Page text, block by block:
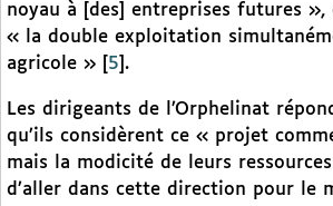
noyau à [des] entreprises futures »,
« la double exploitation
agricole »
5 .
Les dirigeants de l’Orphelinat
qu’ils considèrent ce « projet
mais la modicité de leurs
d’aller dans cette direction pour le